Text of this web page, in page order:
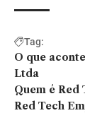
Tag:
O que
Ltda
Quem é
Red Tech